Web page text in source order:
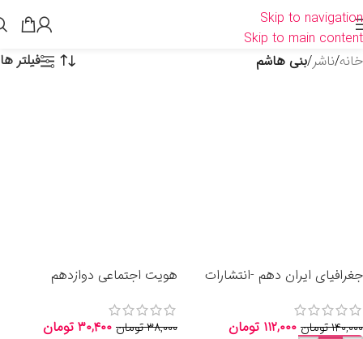
Skip to navigation
Skip to main content
خانه/ناشر/بنی هاشم فیلتر ها
جغرافیای ایران دهم -انتشارات
۱۴۰,۰۰۰تومان ۱۱۲,۰۰۰ تومان
هویت اجتماعی دوازدهم
۳۸,۰۰۰تومان ۳۰,۴۰۰ تومان